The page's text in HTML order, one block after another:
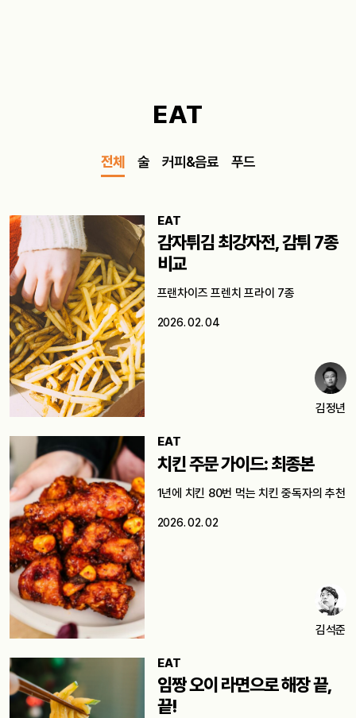
EAT
전체 술 커피&음료 푸드
EAT
감자튀김 최강자전, 감튀 7종
비교
프랜차이즈 프렌치 프라이 7종
2026. 02. 04
김정년
EAT
치킨 주문 가이드: 최종본
1년에 치킨 80번 먹는 치킨 중독자의 추천
2026. 02. 02
김석준
EAT
임짱 오이 라면으로 해장 끝,
끝!